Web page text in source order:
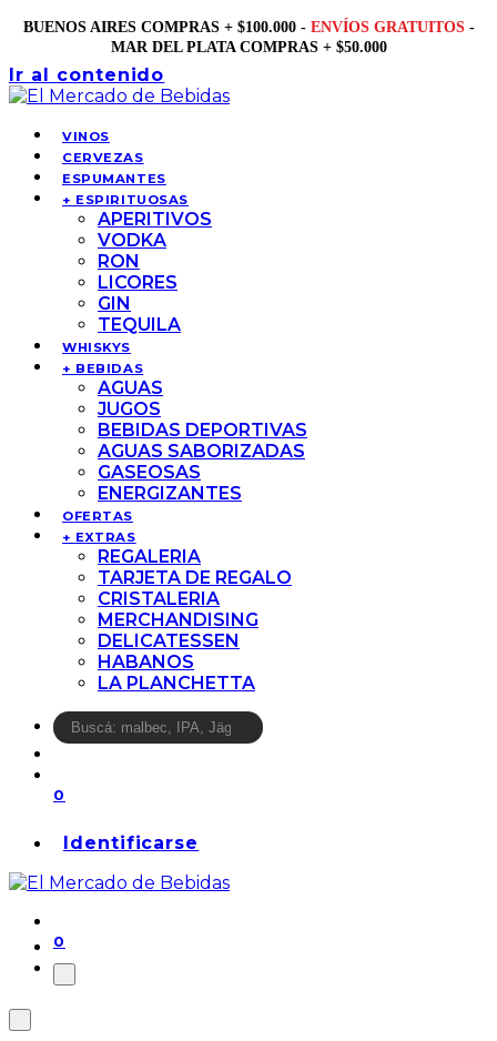
BUENOS AIRES COMPRAS + $100.000 - ENVÍOS GRATUITOS -
MAR DEL PLATA COMPRAS + $50.000
Ir al contenido
VINOS
CERVEZAS
ESPUMANTES
+ ESPIRITUOSAS
APERITIVOS
VODKA
RON
LICORES
GIN
TEQUILA
WHISKYS
+ BEBIDAS
AGUAS
JUGOS
BEBIDAS DEPORTIVAS
AGUAS SABORIZADAS
GASEOSAS
ENERGIZANTES
OFERTAS
+ EXTRAS
REGALERIA
TARJETA DE REGALO
CRISTALERIA
MERCHANDISING
DELICATESSEN
HABANOS
LA PLANCHETTA
0
Identificarse
0